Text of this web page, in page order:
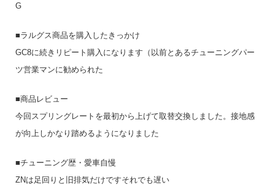
G
■ラルグス商品を購入したきっかけ
GC8に続きリピート購入になります（以前とあるチューニングパー
ツ営業マンに勧められた
■商品レビュー
今回スプリングレートを最初から上げて取替交換しました。接地感
が向上しかなり踏めるようになりました
■チューニング歴・愛車自慢
ZNは足回りと旧排気だけですそれでも遅い